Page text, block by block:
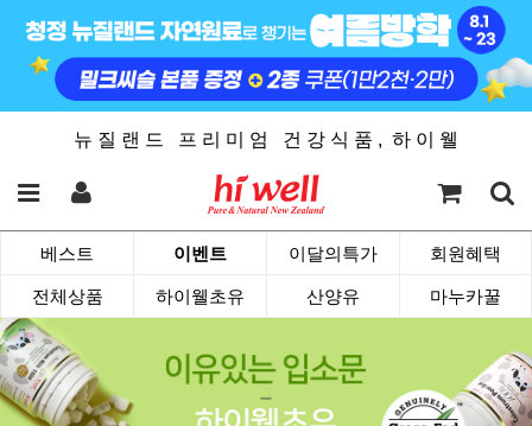
뉴 질 랜 드 프 리 미 엄 건 강 식 품 , 하 이 웰
베스트 이벤트 이달의특가 회원혜택
전체상품 하이웰초유 산양유 마누카꿀